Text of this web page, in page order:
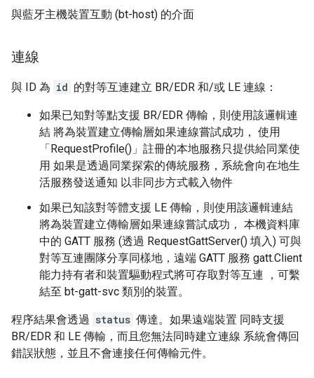
與藍牙主機裝置互動 (bt-host) 的介面
連線
與 ID 為 id 的對等互連建立 BR/EDR 和/或 LE 連線：
如果已知對等點支援 BR/EDR 傳輸，則使用該邏輯連
結 將為裝置建立傳輸層如果連線嘗試成功， 使用
「RequestProfile()」註冊的本地服務只提供給同業使
用 如果是透過同業探索的傳統服務，系統會向在地生
活服務發送通知 以非同步方式載入物件
如果已知該對等體支援 LE 傳輸，則使用該邏輯連結
將為裝置建立傳輸層如果連線嘗試成功， 本機資料庫
中的 GATT 服務 (透過 RequestGattServer() 填入) 可與
對等互連團隊分享同樣地，遠端 GATT 服務 gatt.Client
能力持有者和裝置驅動程式將可存取對等互連 ，可繫
結至 bt-gatt-svc 類別的裝置。
程序結果會透過 status 傳達。如果遠端裝置 同時支援
BR/EDR 和 LE 傳輸，而且您無法同時建立連線 系統會傳回
錯誤狀態，並且不會連接任何傳輸元件。